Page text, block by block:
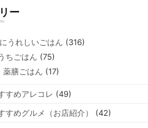
ー
うれしいごはん (316)
ちごはん (75)
薬膳ごはん (17)
すめアレコレ (49)
すめグルメ（お店紹介）
(42)